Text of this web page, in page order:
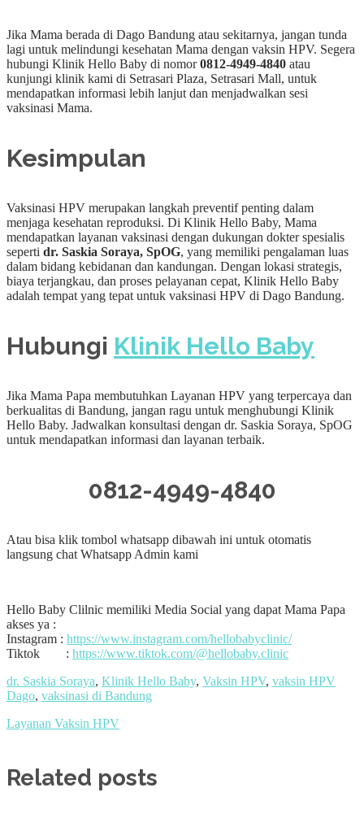
Jika Mama berada di Dago Bandung atau sekitarnya, jangan tunda
lagi untuk melindungi kesehatan Mama dengan vaksin HPV. Segera
hubungi Klinik Hello Baby di nomor0812-4949-4840 atau
kunjungi klinik kami di Setrasari Plaza, Setrasari Mall, untuk
mendapatkan informasi lebih lanjut dan menjadwalkan sesi
vaksinasi Mama.
Kesimpulan
Vaksinasi HPV merupakan langkah preventif penting dalam
menjaga kesehatan reproduksi. Di Klinik Hello Baby, Mama
mendapatkan layanan vaksinasi dengan dukungan dokter spesialis
seperti dr. Saskia Soraya, SpOG, yang memiliki pengalaman luas
dalam bidang kebidanan dan kandungan. Dengan lokasi strategis,
biaya terjangkau, dan proses pelayanan cepat, Klinik Hello Baby
adalah tempat yang tepat untuk vaksinasi HPV di Dago Bandung.
Hubungi Klinik Hello Baby
Jika Mama Papa membutuhkan Layanan HPV yang terpercaya dan
berkualitas di Bandung, jangan ragu untuk menghubungi Klinik
Hello Baby. Jadwalkan konsultasi dengan dr. Saskia Soraya, SpOG
untuk mendapatkan informasi dan layanan terbaik.
0812-4949-4840
Atau bisa klik tombol whatsapp dibawah ini untuk otomatis
langsung chat Whatsapp Admin kami
Hello Baby Clilnic memiliki Media Social yang dapat Mama Papa
akses ya :
Instagram : https://www.instagram.com/hellobabyclinic/
Tiktok : https://www.tiktok.com/@hellobaby.clinic
dr. Saskia Soraya, Klinik Hello Baby, Vaksin HPV, vaksin HPV
Dago, vaksinasi di Bandung
Layanan Vaksin HPV
Related posts